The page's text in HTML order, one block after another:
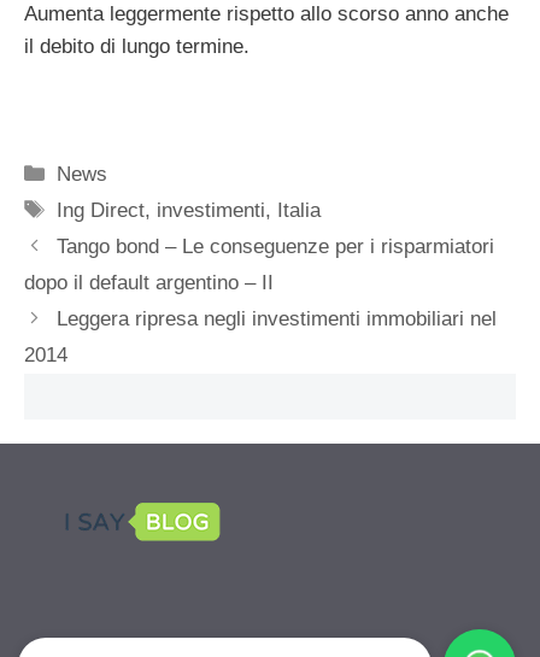
Aumenta leggermente rispetto allo scorso anno anche
il debito di lungo termine.
Categorie
News
Tag
Ing Direct, investimenti, Italia
Tango bond – Le conseguenze per i risparmiatori
dopo il default argentino – II
Leggera ripresa negli investimenti immobiliari nel
2014